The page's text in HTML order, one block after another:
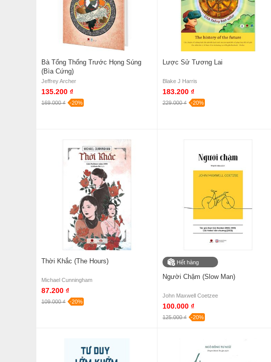
Bà Tổng Thống Trước Họng Súng
(Bìa Cứng)
Jeffrey Archer
135.200 ₫
169.000 ₫ -20%
Lược Sử Tương Lai
Blake J Harris
183.200 ₫
229.000 ₫ -20%
Thời Khắc (The Hours)
Michael Cunningham
87.200 ₫
109.000 ₫ -20%
Hết hàng
Người Chậm (Slow Man)
John Maxwell Coetzee
100.000 ₫
125.000 ₫ -20%